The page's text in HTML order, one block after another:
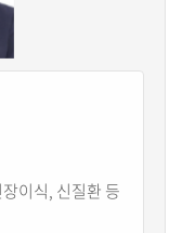
이식, 신질환 등